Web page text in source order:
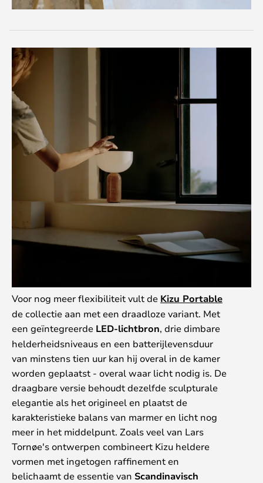
Voor nog meer flexibiliteit vult de Kizu Portable
de collectie aan met een draadloze variant. Met
een geïntegreerde LED-lichtbron, drie dimbare
helderheidsniveaus en een batterijlevensduur
van minstens tien uur kan hij overal in de kamer
worden geplaatst - overal waar licht nodig is. De
draagbare versie behoudt dezelfde sculpturale
elegantie als het origineel en plaatst de
karakteristieke balans van marmer en licht nog
meer in het middelpunt. Zoals veel van Lars
Tornøe's ontwerpen combineert Kizu heldere
vormen met ingetogen raffinement en
belichaamt de essentie van Scandinavisch